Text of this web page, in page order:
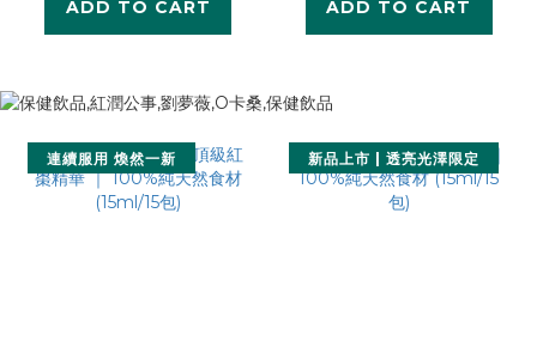
ADD TO CART ADD TO CART
連續服用 煥然一新 新品上市 | 透亮光澤限定